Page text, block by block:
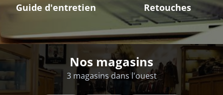
Guide d'entretien Retouches
Nos magasins
3 magasins dans l'ouest